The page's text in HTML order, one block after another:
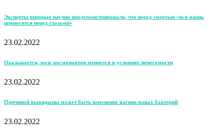
Эксперты впервые научно продемонстрировали, что перед смертью «вся жизнь
проносится перед глазами»
23.02.2022
Оказывается, мозг космонавтов меняется в условиях невесомости
23.02.2022
Причиной выкидыша может быть изменение вагинальных бактерий
23.02.2022